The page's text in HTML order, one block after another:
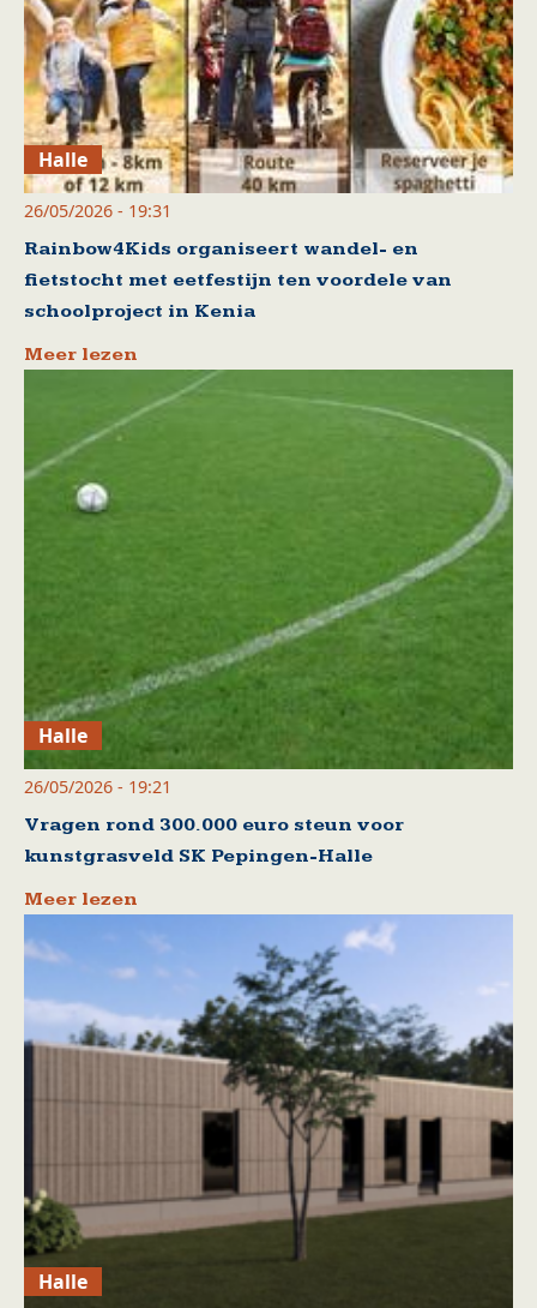
Halle
26/05/2026 - 19:31
Rainbow4Kids organiseert wandel- en
fietstocht met eetfestijn ten voordele van
schoolproject in Kenia
Meer lezen
Halle
26/05/2026 - 19:21
Vragen rond 300.000 euro steun voor
kunstgrasveld SK Pepingen-Halle
Meer lezen
Halle